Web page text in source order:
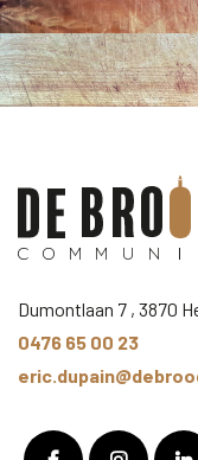
Dumontlaan 7 , 3870
0476 65 00 23